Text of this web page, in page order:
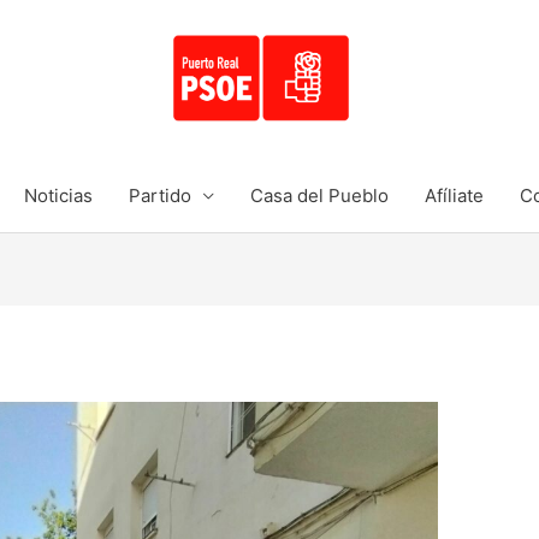
Noticias Partido Casa del Pueblo Afíliate